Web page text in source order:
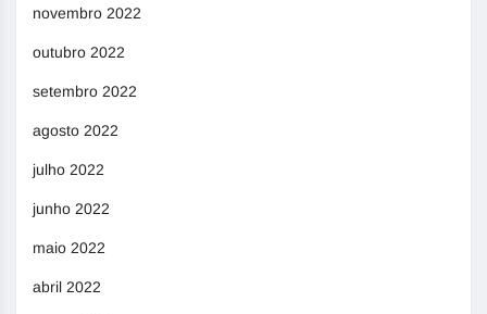
novembro 2022
outubro 2022
setembro 2022
agosto 2022
julho 2022
junho 2022
maio 2022
abril 2022